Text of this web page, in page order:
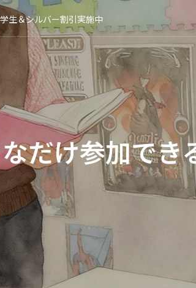
学生＆シルバー割引実施中
中・高・大学生向けTOEIC／英検対策オンライン
開校２５周年スペシャルキャンペーン
オンラインレッスン受付中！
学生＆シルバー割引実施中
人数のグル
ン